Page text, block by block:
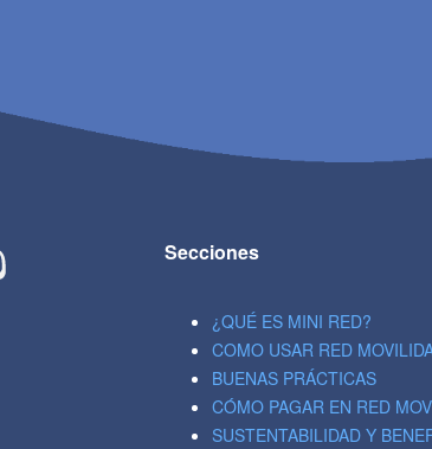
Secciones
¿QUÉ ES MINI RED?
COMO USAR RED
BUENAS PRÁCTICAS
CÓMO PAGAR EN RED
SUSTENTABILIDAD Y